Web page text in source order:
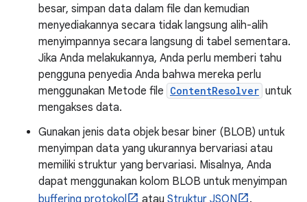
besar, simpan data dalam file dan kemudian
menyediakannya secara tidak langsung alih-alih
menyimpannya secara langsung di tabel sementara.
Jika Anda melakukannya, Anda perlu memberi tahu
pengguna penyedia Anda bahwa mereka perlu
menggunakan Metode file ContentResolver untuk
mengakses data.
Gunakan jenis data objek besar biner (BLOB) untuk
menyimpan data yang ukurannya bervariasi atau
memiliki struktur yang bervariasi. Misalnya, Anda
dapat menggunakan kolom BLOB untuk menyimpan
buffering protokol
atau Struktur JSON
.